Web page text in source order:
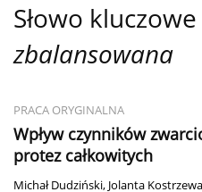
Słowo kluczowe
zbalansowana
PRACA ORYGINALNA
Wpływ czynników
protez całkowitych
Michał Dudziński, Jolanta